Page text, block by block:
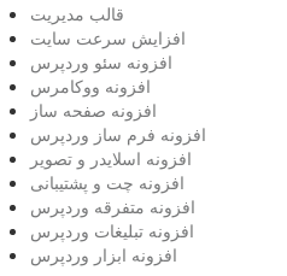
قالب مدیریت
افزایش سرعت سایت
افزونه سئو وردپرس
افزونه ووکامرس
افزونه صفحه ساز
افزونه فرم ساز وردپرس
افزونه اسلایدر و تصویر
افزونه چت و پشتیبانی
افزونه متفرقه وردپرس
افزونه تبلیغات وردپرس
افزونه ابزار وردپرس